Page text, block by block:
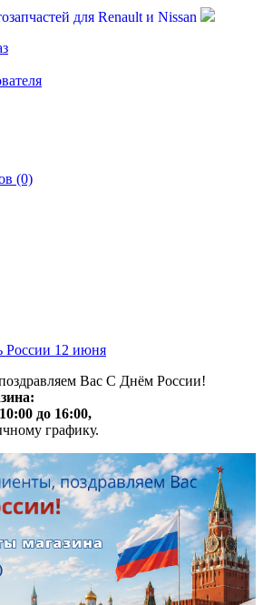
для Renault и Nissan
(0)
России 12 июня
Вас С Днём России!
до 16:00,
графику.